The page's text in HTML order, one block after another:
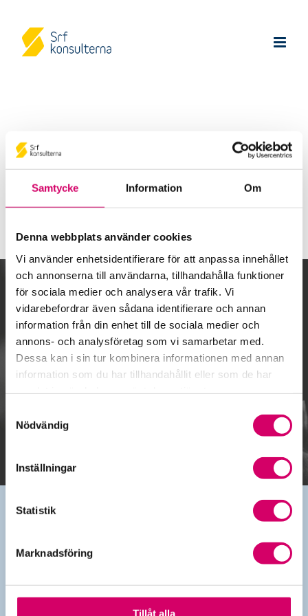
Samtycke Information Om
Denna webbplats använder cookies
Vi använder enhetsidentifierare för att anpassa innehållet
och annonserna till användarna, tillhandahålla funktioner
för sociala medier och analysera vår trafik. Vi
vidarebefordrar även sådana identifierare och annan
information från din enhet till de sociala medier och
annons- och analysföretag som vi samarbetar med.
Dessa kan i sin tur kombinera informationen med annan
information som du har tillhandahållit eller som de har
Nödvändig
Inställningar
Statistik
Marknadsföring
Tillåt alla
Tack!
Formuläret har skickats in.
Kalendarium
Kontakt
info@srfkonsult.se